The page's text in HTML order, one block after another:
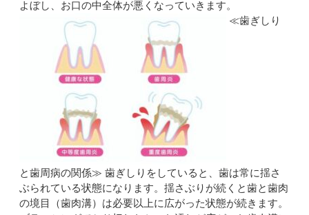
よぼし、お口の中全体が悪くなっていきます。
≪歯ぎしり
と歯周病の関係≫ 歯ぎしりをしていると、歯は常に揺さ
ぶられている状態になります。揺さぶりが続くと歯と歯肉
の境目（歯肉溝）は必要以上に広がった状態が続きます。